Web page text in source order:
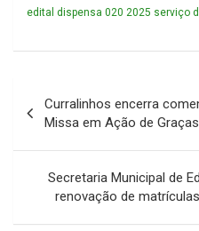
edital dispensa 020 2025 serviço
de
Post
Curralinhos encerra
Missa em Ação de Graças
Secretaria Municipal de
renovação de